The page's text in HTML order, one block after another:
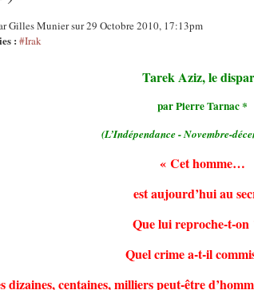
Gilles Munier sur 29 Octobre 2010, 17:13pm
: #Irak
Tarek Aziz, le
par Pierre Tarnac *
(L’Indépendance - Novembre-
« Cet homme…
est aujourd’hui au
Que lui reproche-t-
Quel crime a-t-il
dizaines, centaines, milliers peut-être